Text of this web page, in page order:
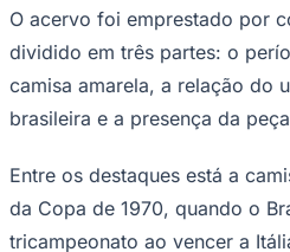
O acervo foi emprestado por
dividido em três partes: o
camisa amarela, a relação do
brasileira e a presença da
Entre os destaques está a
da Copa de 1970, quando o
tricampeonato ao vencer a